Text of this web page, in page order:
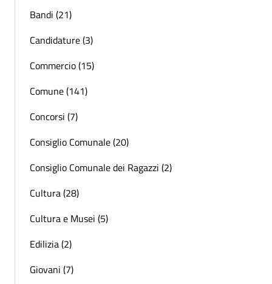
Bandi (21)
Candidature (3)
Commercio (15)
Comune (141)
Concorsi (7)
Consiglio Comunale (20)
Consiglio Comunale dei Ragazzi (2)
Cultura (28)
Cultura e Musei (5)
Edilizia (2)
Giovani (7)